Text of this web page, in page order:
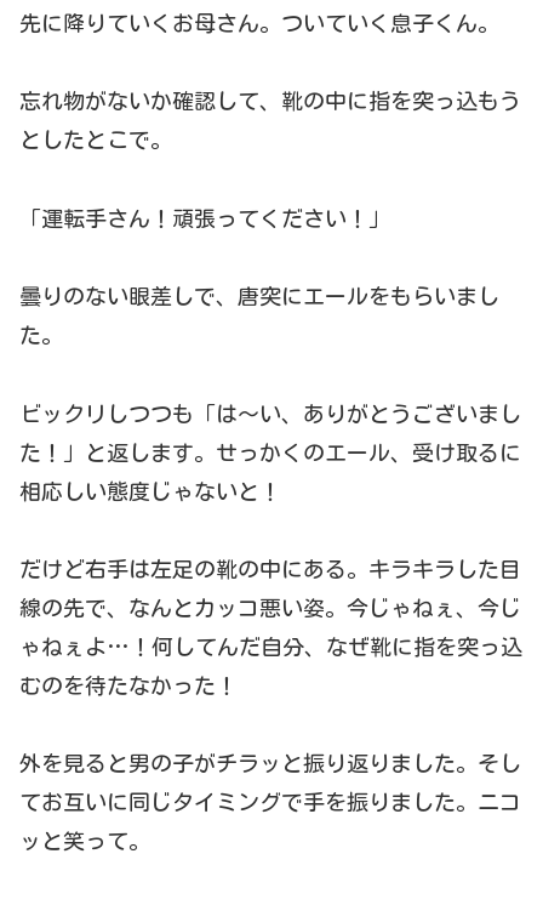
先に降りていくお母さん。ついていく息子くん。
忘れ物がないか確認して、靴の中に指を突っ込もう
としたとこで。
「運転手さん！頑張ってください！」
曇りのない眼差しで、唐突にエールをもらいまし
た。
ビックリしつつも「は〜い、ありがとうございまし
た！」と返します。せっかくのエール、受け取るに
相応しい態度じゃないと！
だけど右手は左足の靴の中にある。キラキラした目
線の先で、なんとカッコ悪い姿。今じゃねぇ、今じ
ゃねぇよ…！何してんだ自分、なぜ靴に指を突っ込
むのを待たなかった！
外を見ると男の子がチラッと振り返りました。そし
てお互いに同じタイミングで手を振りました。ニコ
ッと笑って。